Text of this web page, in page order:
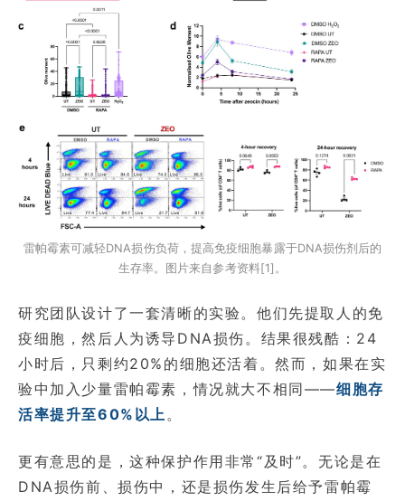
雷帕霉素可减轻DNA损伤负荷，提高免疫细胞暴露于DNA损伤剂后的
生存率。图片来自参考资料[1]。
研究团队设计了一套清晰的实验。他们先提取人的免
疫细胞，然后人为诱导DNA损伤。结果很残酷：24
小时后，只剩约20%的细胞还活着。然而，如果在实
验中加入少量雷帕霉素，情况就大不相同——细胞存
活率提升至60%以上。
更有意思的是，这种保护作用非常“及时”。无论是在
DNA损伤前、损伤中，还是损伤发生后给予雷帕霉